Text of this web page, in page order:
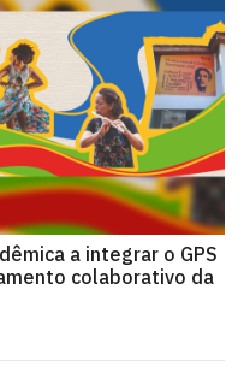
a integrar o GPS
colaborativo da